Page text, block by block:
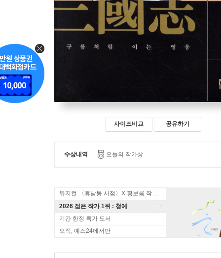
사이즈비교 공유하기
수상내역 오늘의 작가상
2026 젊은 작가 1위 : 청예
기간 한정 특가 도서
오직, 예스24에서만